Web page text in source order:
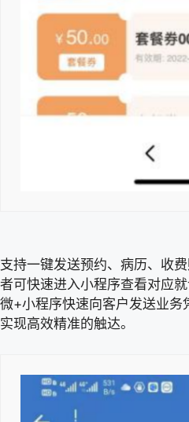
支持一键发送预约、病历、收
者可快速进入小程序查看对应
微+小程序快速向客户发送业务
实现高效精准的触达。